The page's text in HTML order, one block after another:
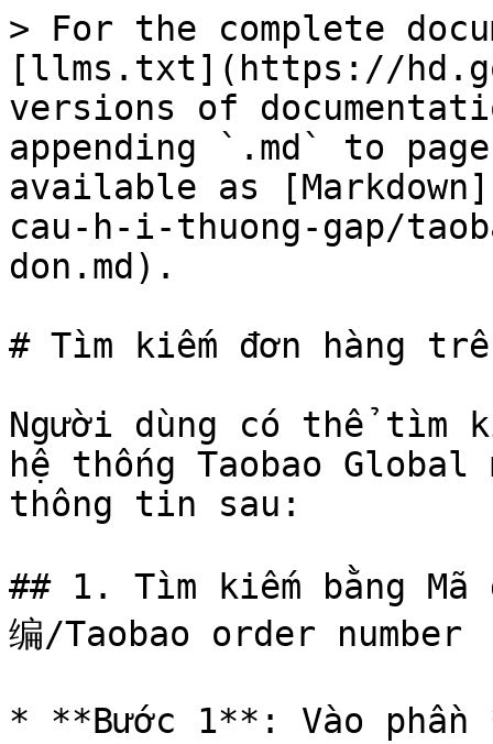
> For the complete
[llms.txt](https://
versions of
appending `.md` to
available as
cau-h-i-thuong-gap/
don.md).
# Tìm kiếm đơn hàng
Người dùng có thể tìm
hệ thống Taobao
thông tin sau:
## 1. Tìm kiếm bằng Mã
编/Taobao order number
* **Bước 1**: Vào phần